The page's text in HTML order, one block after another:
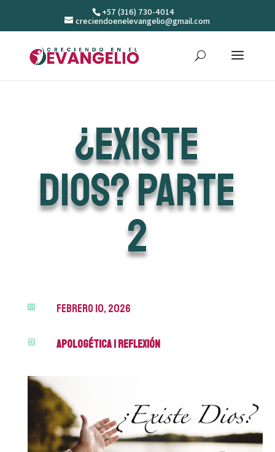
+57 (316) 730-4014
creciendoenelevangelio@gmail.com
¿Existe
Dios? Parte
2
 febrero 10, 2026
i Apologética|Reflexión